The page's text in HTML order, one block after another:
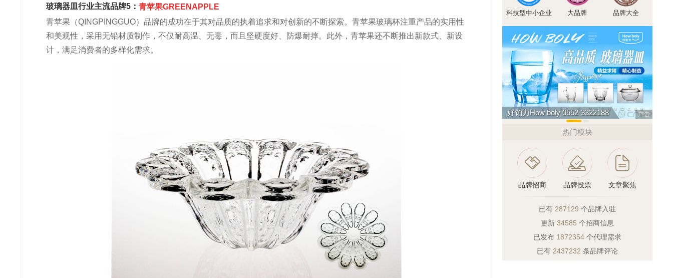
玻璃器皿行业主流品牌5： 青苹果GREENAPPLE
青苹果（QINGPINGGUO）品牌的成功在于其对品质的执着追求和对创新的不断探索。青苹果玻璃杯注重产品的实用性
和美观性，采用无铅材质制作，不仅耐高温、无毒，而且坚硬度好、防爆耐摔。此外，青苹果还不断推出新款式、新设
计，满足消费者的多样化需求。
科技型中小企业 大品牌 品牌大全
好铂力How boly 0552-3322188 广告
热门模块
品牌招商 品牌投票 文章聚焦
已有 287129 个品牌入驻
更新 34585 个招商信息
已发布 1872354 个代理需求
已有 2437232 条品牌评论